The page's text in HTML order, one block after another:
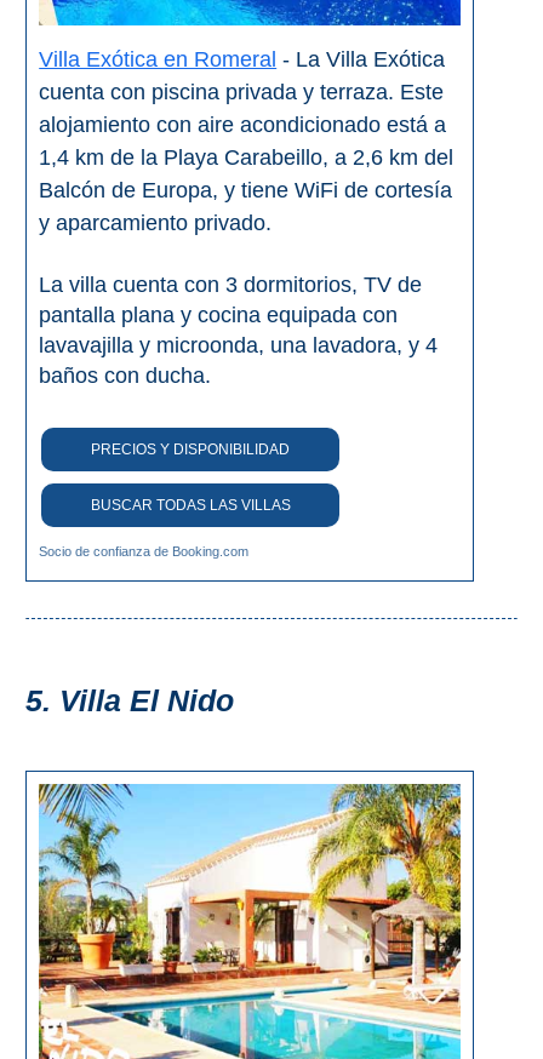
Hoteles
via
Booking.com
Cortijos
via
Vrbo.com
Vuelos
Baratos
Cheapoair.com
Visitas
Guiadas
Viator.com
Coches de
Alquiler
Discovercars.com
Buses y
Omio.com
Villa Exótica en Romeral - La Villa Exótica
cuenta con piscina privada y terraza. Este
alojamiento con aire acondicionado está a
1,4 km de la Playa Carabeillo, a 2,6 km del
Balcón de Europa, y tiene WiFi de cortesía
y aparcamiento privado.
La villa cuenta con 3 dormitorios, TV de
pantalla plana y cocina equipada con
lavavajilla y microonda, una lavadora, y 4
baños con ducha.
PRECIOS Y DISPONIBILIDAD
BUSCAR TODAS LAS VILLAS
Socio de confianza de Booking.com
5. Villa El Nido